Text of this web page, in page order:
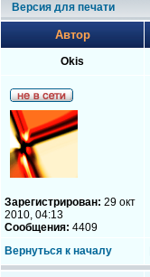
Версия для печати
Автор
Okis
Зарегистрирован: 29 окт
2010, 04:13
Сообщения: 4409
Вернуться к началу